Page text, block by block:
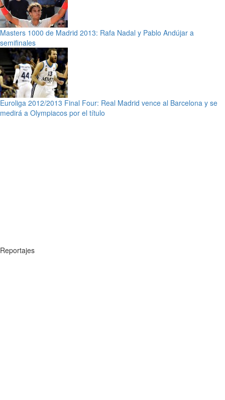
Masters 1000 de Madrid 2013: Rafa Nadal y Pablo Andújar a
semifinales
Euroliga 2012/2013 Final Four: Real Madrid vence al Barcelona y se
medirá a Olympiacos por el título
Reportajes